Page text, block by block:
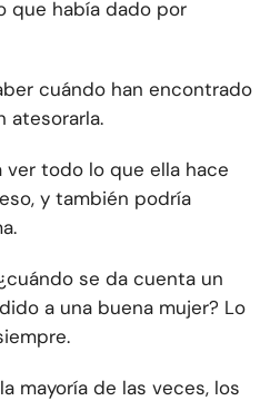
que había dado por
cuándo han encontrado
atesorarla.
todo lo que ella hace
y también podría
se da cuenta un
a una buena mujer? Lo
mayoría de las veces, los